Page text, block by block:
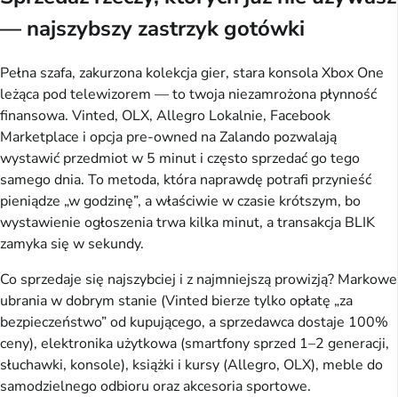
— najszybszy zastrzyk gotówki
Pełna szafa, zakurzona kolekcja gier, stara konsola Xbox One
leżąca pod telewizorem — to twoja niezamrożona płynność
finansowa. Vinted, OLX, Allegro Lokalnie, Facebook
Marketplace i opcja pre-owned na Zalando pozwalają
wystawić przedmiot w 5 minut i często sprzedać go tego
samego dnia. To metoda, która naprawdę potrafi przynieść
pieniądze „w godzinę”, a właściwie w czasie krótszym, bo
wystawienie ogłoszenia trwa kilka minut, a transakcja BLIK
zamyka się w sekundy.
Co sprzedaje się najszybciej i z najmniejszą prowizją? Markowe
ubrania w dobrym stanie (Vinted bierze tylko opłatę „za
bezpieczeństwo” od kupującego, a sprzedawca dostaje 100%
ceny), elektronika użytkowa (smartfony sprzed 1–2 generacji,
słuchawki, konsole), książki i kursy (Allegro, OLX), meble do
samodzielnego odbioru oraz akcesoria sportowe.